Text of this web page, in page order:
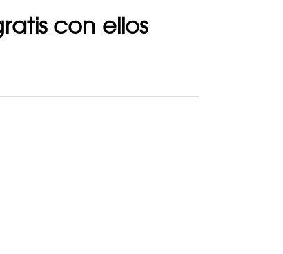
con ellos